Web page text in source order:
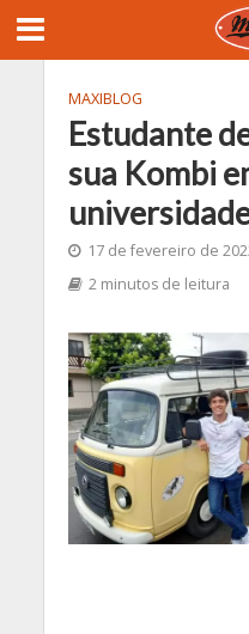
MAXIBLOG
Estudante
sua Kombi
17 de fevereiro de
2 minutos de leitura